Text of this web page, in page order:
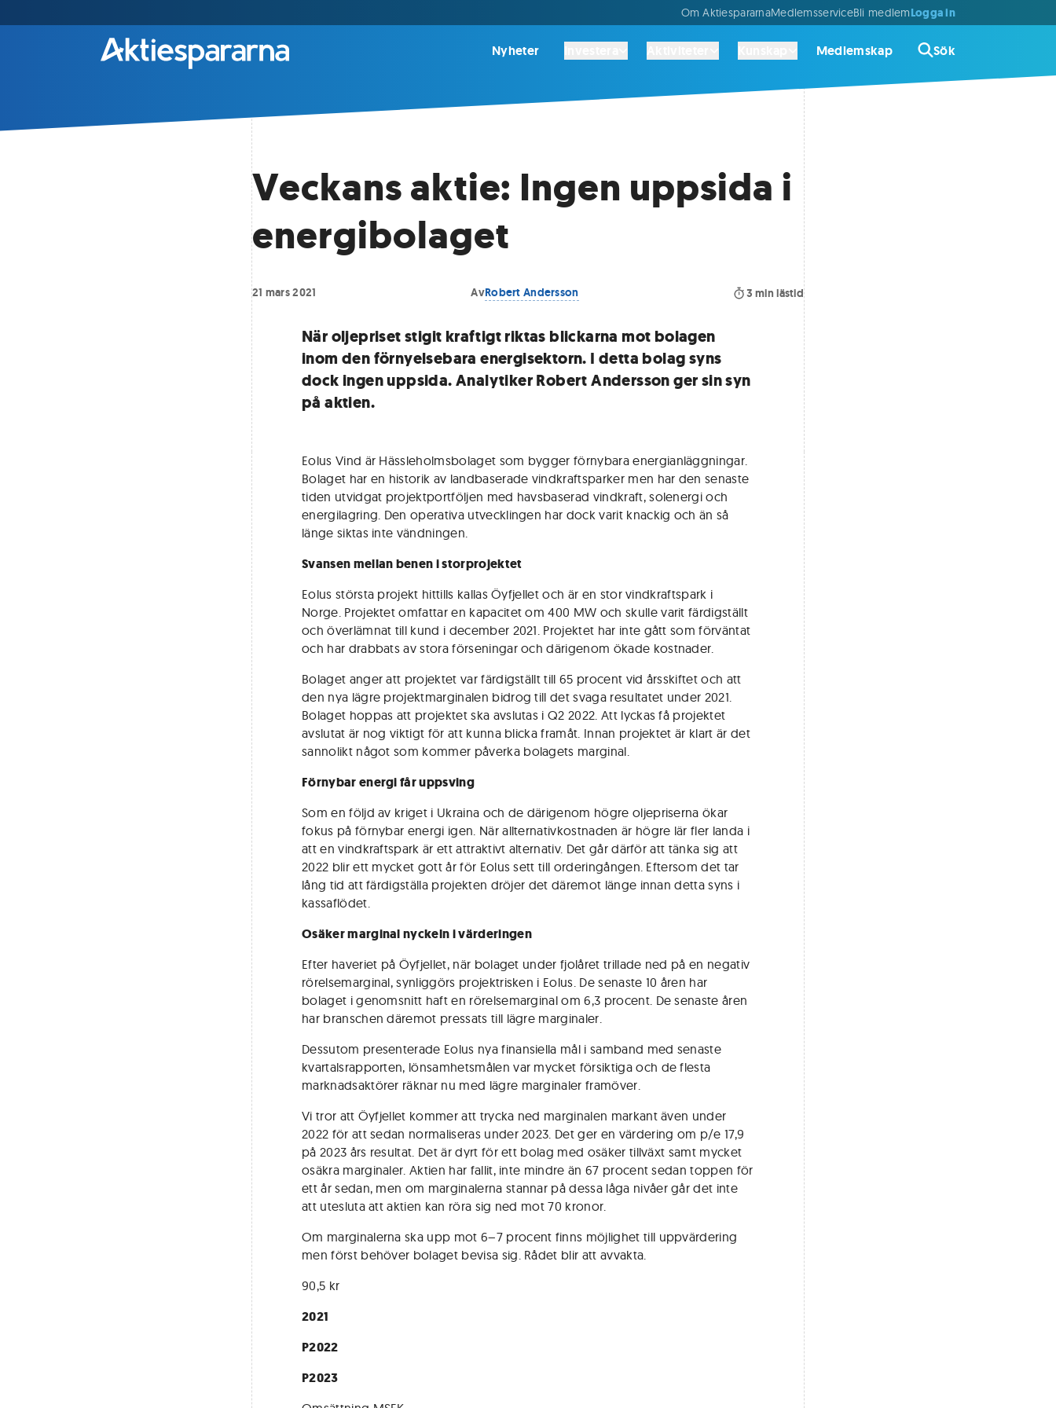
Om AktiespararnaMedlemsserviceBli medlemLogga in
Nyheter Medlemskap Sök
Veckans aktie: Ingen uppsida i
energibolaget
21 mars 2021 AvRobert Andersson 3 min lästid
När oljepriset stigit kraftigt riktas blickarna mot bolagen
inom den förnyelsebara energisektorn. I detta bolag syns
dock ingen uppsida. Analytiker Robert Andersson ger sin syn
på aktien.
Eolus Vind är Hässleholmsbolaget som bygger förnybara energianläggningar.
Bolaget har en historik av landbaserade vindkraftsparker men har den senaste
tiden utvidgat projektportföljen med havsbaserad vindkraft, solenergi och
energilagring. Den operativa utvecklingen har dock varit knackig och än så
länge siktas inte vändningen.
Svansen mellan benen i storprojektet
Eolus största projekt hittills kallas Öyfjellet och är en stor vindkraftspark i
Norge. Projektet omfattar en kapacitet om 400 MW och skulle varit färdigställt
och överlämnat till kund i december 2021. Projektet har inte gått som förväntat
och har drabbats av stora förseningar och därigenom ökade kostnader.
Bolaget anger att projektet var färdigställt till 65 procent vid årsskiftet och att
den nya lägre projektmarginalen bidrog till det svaga resultatet under 2021.
Bolaget hoppas att projektet ska avslutas i Q2 2022. Att lyckas få projektet
avslutat är nog viktigt för att kunna blicka framåt. Innan projektet är klart är det
sannolikt något som kommer påverka bolagets marginal.
Förnybar energi får uppsving
Som en följd av kriget i Ukraina och de därigenom högre oljepriserna ökar
fokus på förnybar energi igen. När allternativkostnaden är högre lär fler landa i
att en vindkraftspark är ett attraktivt alternativ. Det går därför att tänka sig att
2022 blir ett mycket gott år för Eolus sett till orderingången. Eftersom det tar
lång tid att färdigställa projekten dröjer det däremot länge innan detta syns i
kassaflödet.
Osäker marginal nyckeln i värderingen
Efter haveriet på Öyfjellet, när bolaget under fjolåret trillade ned på en negativ
rörelsemarginal, synliggörs projektrisken i Eolus. De senaste 10 åren har
bolaget i genomsnitt haft en rörelsemarginal om 6,3 procent. De senaste åren
har branschen däremot pressats till lägre marginaler.
Dessutom presenterade Eolus nya finansiella mål i samband med senaste
kvartalsrapporten, lönsamhetsmålen var mycket försiktiga och de flesta
marknadsaktörer räknar nu med lägre marginaler framöver.
Vi tror att Öyfjellet kommer att trycka ned marginalen markant även under
2022 för att sedan normaliseras under 2023. Det ger en värdering om p/e 17,9
på 2023 års resultat. Det är dyrt för ett bolag med osäker tillväxt samt mycket
osäkra marginaler. Aktien har fallit, inte mindre än 67 procent sedan toppen för
ett år sedan, men om marginalerna stannar på dessa låga nivåer går det inte
att utesluta att aktien kan röra sig ned mot 70 kronor.
Om marginalerna ska upp mot 6–7 procent finns möjlighet till uppvärdering
men först behöver bolaget bevisa sig. Rådet blir att avvakta.
90,5 kr
2021
P2022
P2023